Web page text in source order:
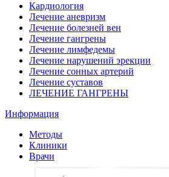
Кардиология
Лечение аневризм
Лечение болезней вен
Лечение гангрены
Лечение лимфедемы
Лечение нарушений эрекции
Лечение сонных артерий
Лечение суставов
ЛЕЧЕНИЕ ГАНГРЕНЫ
Информация
Методы
Клиники
Врачи